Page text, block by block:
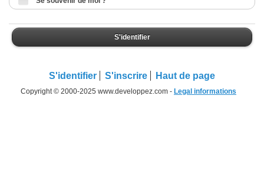
S'identifier
S'identifier S'inscrire Haut de page
Copyright © 2000-2025 www.developpez.com - Legal informations